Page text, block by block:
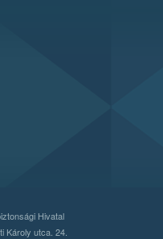
Hivatal
Károly utca. 24.